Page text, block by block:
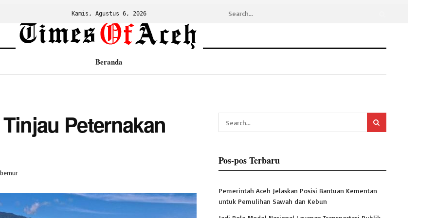
Kamis, Agustus 6, 2026
Beranda
Peternakan
Pos-pos Terbaru
Pemerintah Aceh Jelaskan Posisi Bantuan Kementan
untuk Pemulihan Sawah dan Kebun